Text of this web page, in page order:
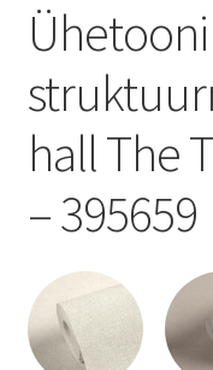
hall The
– 395659